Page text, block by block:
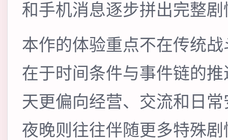
和手机消息逐步拼出完整剧
本作的体验重点不在传统
在于时间条件与事件链的
天更偏向经营、交流和日
夜晚则往往伴随更多特殊